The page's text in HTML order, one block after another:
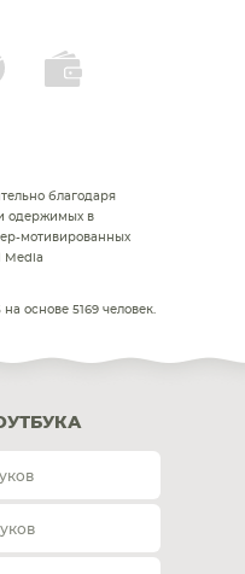
благодаря
одержимых в
мотивированных
Media
на основе 5169 человек.